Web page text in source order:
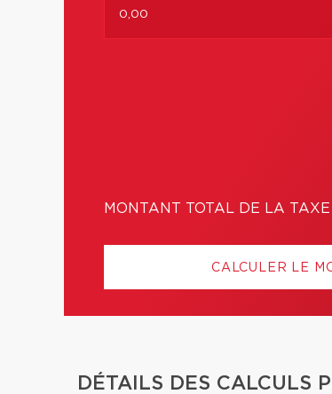
MONTANT TOTAL DE LA
CALCULER LE
DÉTAILS DES CALCULS